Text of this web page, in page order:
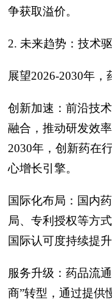
争获取溢价。
2. 未来趋势：技术
展望2026-2030年，
创新加速：前沿技
融合，推动研发效
2030年，创新药在
心增长引擎。
国际化布局：国内
局、专利授权等方
国际认可度持续提升
服务升级：药品流
商”转型，通过提供